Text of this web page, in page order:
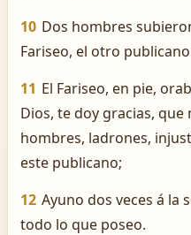
10 Dos hombres
Fariseo, el otro
11 El Fariseo, en pie,
Dios, te doy gracias,
hombres, ladrones,
este publicano;
12 Ayuno dos veces á la
todo lo que poseo.